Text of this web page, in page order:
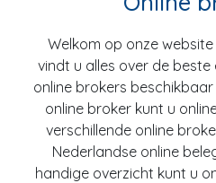
Welkom op onze
vindt u alles over de
online brokers
online broker kunt u
verschillende online
Nederlandse online
handige overzicht kunt u